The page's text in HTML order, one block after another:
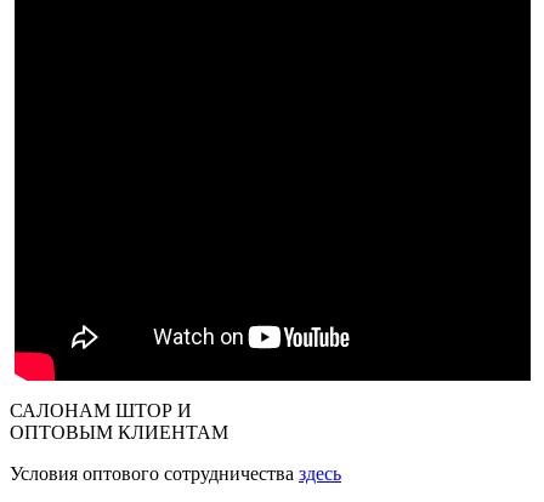
САЛОНАМ ШТОР И
ОПТОВЫМ КЛИЕНТАМ
Условия оптового сотрудничества здесь